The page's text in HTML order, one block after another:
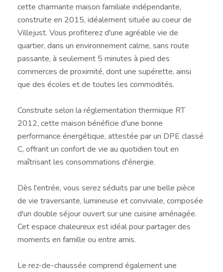
cette charmante maison familiale indépendante,
construite en 2015, idéalement située au coeur de
Villejust. Vous profiterez d'une agréable vie de
quartier, dans un environnement calme, sans route
passante, à seulement 5 minutes à pied des
commerces de proximité, dont une supérette, ainsi
que des écoles et de toutes les commodités.
Construite selon la réglementation thermique RT
2012, cette maison bénéficie d'une bonne
performance énergétique, attestée par un DPE classé
C, offrant un confort de vie au quotidien tout en
maîtrisant les consommations d'énergie.
Dès l'entrée, vous serez séduits par une belle pièce
de vie traversante, lumineuse et conviviale, composée
d'un double séjour ouvert sur une cuisine aménagée.
Cet espace chaleureux est idéal pour partager des
moments en famille ou entre amis.
Le rez-de-chaussée comprend également une